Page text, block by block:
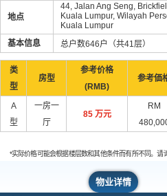
地点
44, Jalan Ang Seng,
Kuala Lumpur, Wilayah
Kuala Lumpur
基本信息
总户数646户（共41层）
类
型
房型
参考价格
(RMB)
参考価
A
型
一房一
厅
85 万元
RM
*实际价格可能会根据楼层数和其他条件而有所不同。请
物业详情